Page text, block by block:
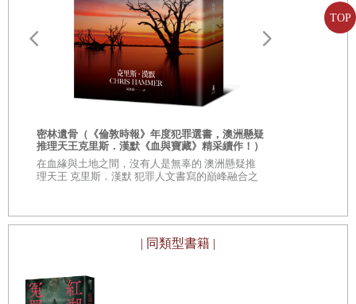
TOP
第一章 白馬王子症候群
This is the story of how I died. Don't worry, this is actually
a very fun story and... 不知為何，我的腦海裡迴蕩起這句英
文歌詞，我知道這歌詞出自迪士尼童話電影《魔髮奇緣》，
可這與我有什麼關係呢？也許這和我已經死了有關係吧。
對，我已經死了。
《增廣賢文》有句老話說：生不論魂，死不認屍。意思
密林遺骨（《倫敦時報》年度犯罪選書，澳洲懸疑
推理天王克里斯．漢默《血與寶藏》精采續作！）
在血緣與土地之間，沒有人是無辜的 澳洲懸疑推
理天王 克里斯．漢默 犯罪人文書寫的巔峰融合之
| 同類型書籍 |